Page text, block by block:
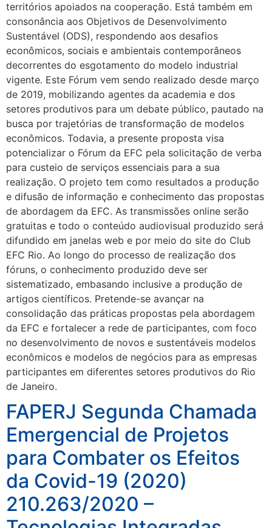
territórios apoiados na cooperação. Está também em
consonância aos Objetivos de Desenvolvimento
Sustentável (ODS), respondendo aos desafios
econômicos, sociais e ambientais contemporâneos
decorrentes do esgotamento do modelo industrial
vigente. Este Fórum vem sendo realizado desde março
de 2019, mobilizando agentes da academia e dos
setores produtivos para um debate público, pautado na
busca por trajetórias de transformação de modelos
econômicos. Todavia, a presente proposta visa
potencializar o Fórum da EFC pela solicitação de verba
para custeio de serviços essenciais para a sua
realização. O projeto tem como resultados a produção
e difusão de informação e conhecimento das propostas
de abordagem da EFC. As transmissões online serão
gratuitas e todo o conteúdo audiovisual produzido será
difundido em janelas web e por meio do site do Club
EFC Rio. Ao longo do processo de realização dos
fóruns, o conhecimento produzido deve ser
sistematizado, embasando inclusive a produção de
artigos científicos. Pretende-se avançar na
consolidação das práticas propostas pela abordagem
da EFC e fortalecer a rede de participantes, com foco
no desenvolvimento de novos e sustentáveis modelos
econômicos e modelos de negócios para as empresas
participantes em diferentes setores produtivos do Rio
de Janeiro.
FAPERJ Segunda Chamada
Emergencial de Projetos
para Combater os Efeitos
da Covid-19 (2020)
210.263/2020 –